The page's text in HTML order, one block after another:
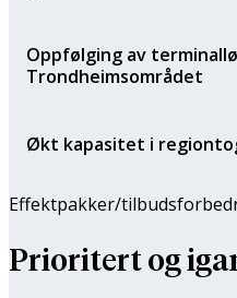
Oppfølging av
Trondheimsområdet
Økt kapasitet i
Effektpakker/
Prioritert og